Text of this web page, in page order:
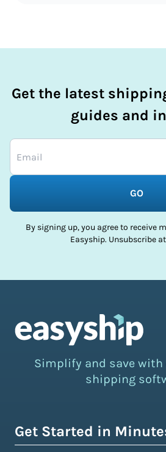
Get the latest
guides and
GO
By signing up, you agree to receive
Easyship. Unsubscribe
Simplify and save
shipping
Get Started in